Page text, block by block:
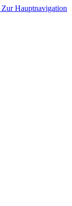
Zur Hauptnavigation